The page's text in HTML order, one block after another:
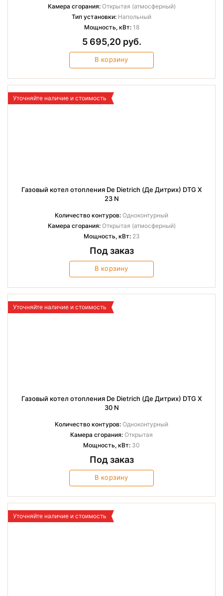
Камера сгорания:Открытая (атмосферный)
Тип установки: Напольный
Мощность, кВт:18
5 695,20 руб.
В корзину
Уточняйте наличие и стоимость
Газовый котел отопления De Dietrich (Де Дитрих) DTG X
23 N
Количество контуров: Одноконтурный
Камера сгорания:Открытая (атмосферный)
Мощность, кВт:23
Под заказ
В корзину
Уточняйте наличие и стоимость
Газовый котел отопления De Dietrich (Де Дитрих) DTG X
30 N
Количество контуров: Одноконтурный
Камера сгорания: Открытая
Мощность, кВт: 30
Под заказ
В корзину
Уточняйте наличие и стоимость